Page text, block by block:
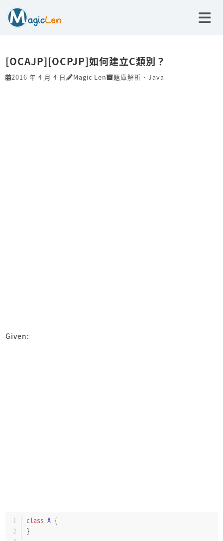
[OCAJP][OCPJP]如何建立C類別？
2016 年 4 月 4 日 Magic Len 題庫解析 、 Java
Given:
class A {
}